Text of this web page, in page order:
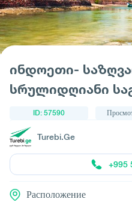
ინდოეთი-
სრულიდღიანი
ID: 57590
Turebi.Ge
+995
Расположение